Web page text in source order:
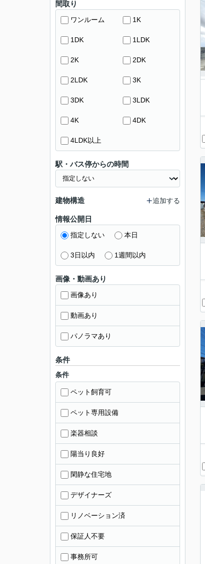
間取り
ワンルーム 1K
1DK 1LDK
2K 2DK
2LDK 3K
3DK 3LDK
4K 4DK
4LDK以上
駅・バス停からの時間
建物構造 追加する
情報公開日
指定しない 本日
3日以内 1週間以内
画像・動画あり
画像あり
動画あり
パノラマあり
条件
条件
ペット飼育可
ペット専用設備
楽器相談
陽当り良好
閑静な住宅地
デザイナーズ
リノベーション済
保証人不要
事務所可